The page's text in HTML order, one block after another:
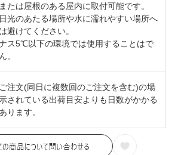
たは屋根のある屋内に取付可能です。
光のあたる場所や水に濡れやすい場所へ
避けてください。
ナス5℃以下の環境では使用することはで
。
ご注文(同日に複数回のご注文を含む)の場
されている出荷目安よりも日数がかかる
ります。